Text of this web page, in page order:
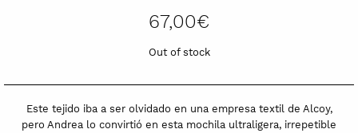
67,00€
Out of stock
Este tejido iba a ser olvidado en una empresa textil de Alcoy,
pero Andrea lo convirtió en esta mochila ultraligera, irrepetible